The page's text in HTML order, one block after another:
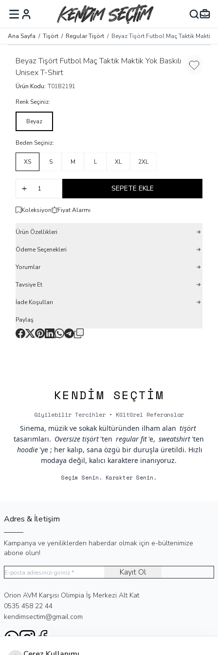
MENÜ
Ana Sayfa / Tişört / Regular Tişört / Beyaz Tişört Futbol Maç Taktik Maktik
Beyaz Tişört Futbol Maç Taktik Maktik Yok Baskılı
Unisex T-Shirt
Favoriye
Ürün Kodu: T01B2191
Renk Seçiniz:
Beyaz
Beden Seçiniz:
XS S M L XL 2XL
SEPETE EKLE
Koleksiyon Fiyat Alarmı
Ürün Özellikleri
Ödeme Seçenekleri
Yorumlar
Tavsiye Et
İade Koşulları
Paylaş
KENDIM SEÇTIM
Giyilebilir Tercihler • Kültürel Referanslar
Sinema, müzik ve sokak kültüründen ilham alan tişört
tasarımları. Oversize tişört 'ten regular fit 'e, sweatshirt 'ten
hoodie 'ye ; her kalıp, sana özgü bir duruşla üretildi. Hızlı
modaya değil, kalıcı karaktere inanıyoruz.
Seçim Senin. Karakter Senin.
Adres & İletişim
Kampanya ve yeniliklerden haberdar olmak için e-bültenimize
abone olun!
Kayıt Ol
Adres
Orion AVM Karşısı Olimpia İş Merkezi Alt Kat
Telefon
0535 458 22 44
E-Posta
kendimsectim@gmail.com